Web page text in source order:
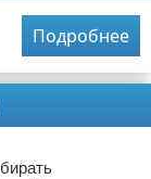
Подробнее